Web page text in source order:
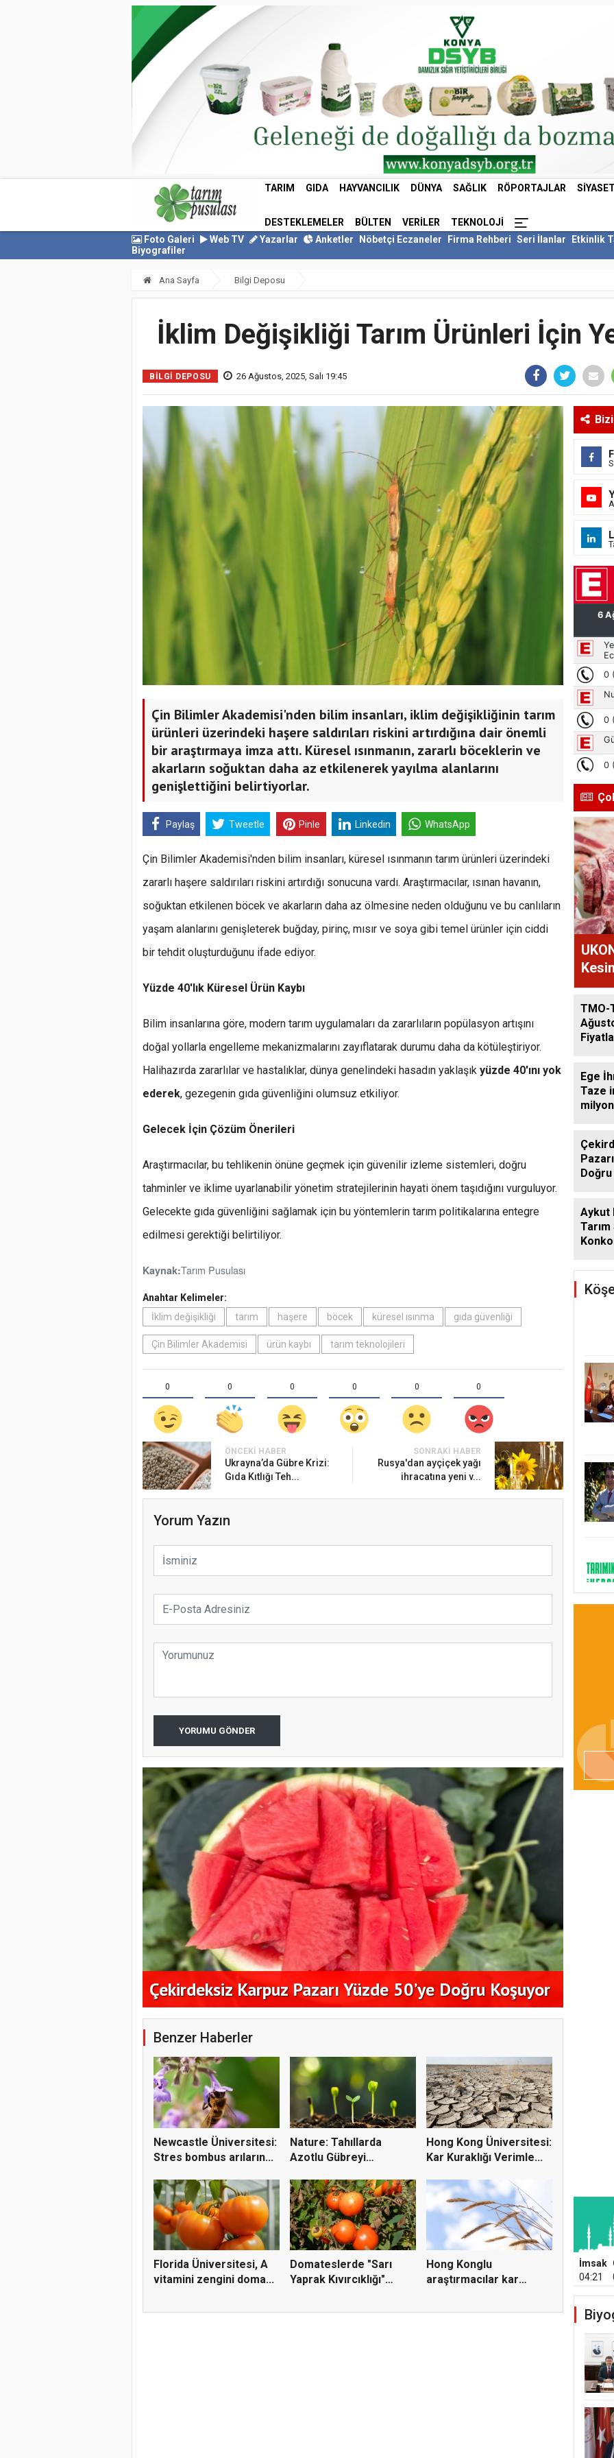
TARIM GIDA HAYVANCILIK DÜNYA SAĞLIK RÖPORTAJLAR SIYASET
DESTEKLEMELER BÜLTEN VERILER
TEKNOLOJI
Foto Galeri
Web TV Yazarlar Anketler Nöbetçi Eczaneler Firma Rehberi Seri İlanlar
Etkinlik
Biyografiler
Ana Sayfa Bilgi Deposu
İklim Değişikliği Tarım Ürünleri İçin
BILGI DEPOSU 26 Ağustos, 2025, Salı 19:45
Çin Bilimler Akademisi'nden bilim insanları, iklim değişikliğinin tarım
ürünleri üzerindeki haşere saldırıları riskini artırdığına dair önemli
bir araştırmaya imza attı. Küresel ısınmanın, zararlı böceklerin ve
akarların soğuktan daha az etkilenerek yayılma alanlarını
genişlettiğini belirtiyorlar.
Paylaş Tweetle Pinle Linkedin WhatsApp
Çin Bilimler Akademisi'nden bilim insanları, küresel ısınmanın tarım ürünleri üzerindeki
zararlı haşere saldırıları riskini artırdığı sonucuna vardı. Araştırmacılar, ısınan havanın,
soğuktan etkilenen böcek ve akarların daha az ölmesine neden olduğunu ve bu canlıların
yaşam alanlarını genişleterek buğday, pirinç, mısır ve soya gibi temel ürünler için ciddi
bir tehdit oluşturduğunu ifade ediyor.
Yüzde 40'lık Küresel Ürün Kaybı
Bilim insanlarına göre, modern tarım uygulamaları da zararlıların popülasyon artışını
doğal yollarla engelleme mekanizmalarını zayıflatarak durumu daha da kötüleştiriyor.
Halihazırda zararlılar ve hastalıklar, dünya genelindeki hasadın yaklaşık yüzde 40'ını yok
ederek, gezegenin gıda güvenliğini olumsuz etkiliyor.
Gelecek İçin Çözüm Önerileri
Araştırmacılar, bu tehlikenin önüne geçmek için güvenilir izleme sistemleri, doğru
tahminler ve iklime uyarlanabilir yönetim stratejilerinin hayati önem taşıdığını vurguluyor.
Gelecekte gıda güvenliğini sağlamak için bu yöntemlerin tarım politikalarına entegre
edilmesi gerektiği belirtiliyor.
Kaynak:Tarım Pusulası
Anahtar Kelimeler:
İklim değişikliği
tarım haşere böcek küresel ısınma gıda güvenliği
Çin Bilimler Akademisi ürün kaybı tarım teknolojileri
0 0 0 0 0 0
ÖNCEKI HABER
Ukrayna’da Gübre Krizi:
Gıda Kıtlığı Teh...
SONRAKI HABER
Rusya'dan ayçiçek yağı
ihracatına yeni v...
Yorum Yazın
YORUMU GÖNDER
Çekirdeksiz Karpuz Pazarı Yüzde 50’ye Doğru Koşuyor
Benzer Haberler
Newcastle Üniversitesi:
Stres bombus arıların...
Nature: Tahıllarda
Azotlu Gübreyi
Hong Kong Üniversitesi:
Kar Kuraklığı Verimle...
Florida Üniversitesi, A
vitamini zengini doma...
Domateslerde "Sarı
Yaprak Kıvırcıklığı"
Hong Konglu
araştırmacılar kar
TMO-
Ege
Taze
Aykut
İmsak
04:21